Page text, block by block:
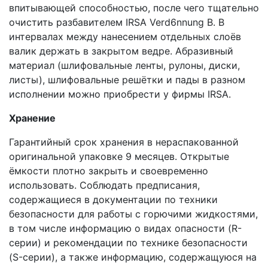
впитывающей способностью, после чего тщательно
очистить разбавителем IRSA Verd6nnung В. В
интервалах между нанесением отдельных слоёв
валик держать в закрытом ведре. Абразивный
материал (шлифовальные ленты, рулоны, диски,
листы), шлифовальные решётки и пады в разном
исполнении можно приобрести у фирмы IRSA.
Хранение
Гарантийный срок хранения в нераспакованной
оригинальной упаковке 9 месяцев. Открытые
ёмкости плотно закрыть и своевременно
использовать. Соблюдать предписания,
содержащиеся в документации по техники
безопасности для работы с горючими жидкостями,
в том числе информацию о видах опасности (R-
серии) и рекомендации по технике безопасности
(S-серии), а также информацию, содержащуюся на